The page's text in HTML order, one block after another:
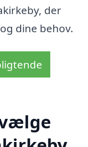
der
dine behov.